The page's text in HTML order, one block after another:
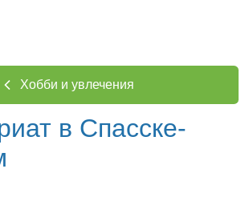
Хобби и увлечения
в Спасске-